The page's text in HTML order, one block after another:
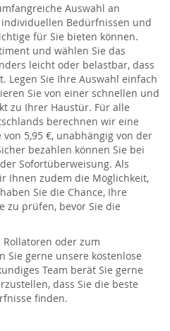
Auswahl an
Bedürfnissen und
für Sie bieten können.
und wählen Sie das
leicht oder belastbar, dass
Sie Ihre Auswahl einfach
Sie von einer schnellen und
zu Ihrer Haustür. Für alle
berechnen wir eine
5,95 €, unabhängig von der
bezahlen können Sie bei
Sofortüberweisung. Als
Ihnen zudem die Möglichkeit,
Sie die Chance, Ihre
zu prüfen, bevor Sie die
Rollatoren oder zum
Sie gerne unsere kostenlose
Team berät Sie gerne
dass Sie die beste
finden.